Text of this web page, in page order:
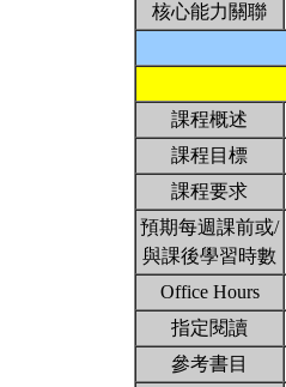
核心能力關聯
課程概述
課程目標
課程要求
預期每週課前或/
與課後學習時數
Office Hours
指定閱讀
參考書目